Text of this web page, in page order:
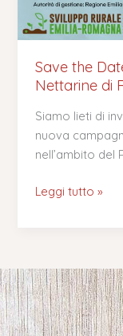
Save the
Nettarine di
Siamo lieti di
nuova
nell’ambito del
Leggi tutto »